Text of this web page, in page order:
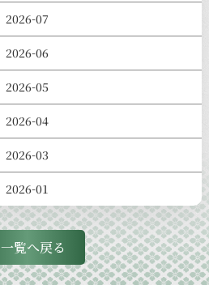
2026-07
2026-06
2026-05
2026-04
2026-03
2026-01
一覧へ戻る